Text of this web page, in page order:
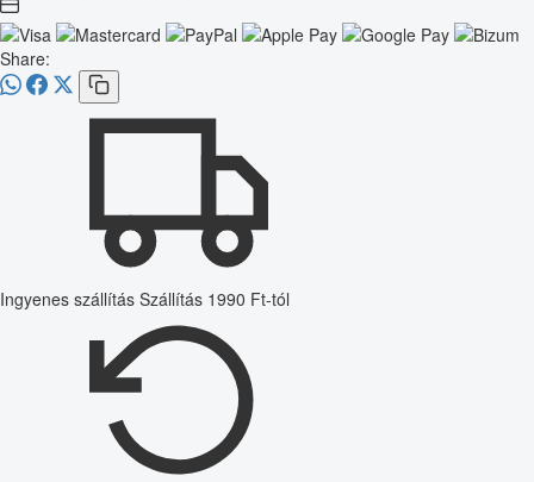
Share:
Ingyenes szállítás Szállítás 1990 Ft-tól